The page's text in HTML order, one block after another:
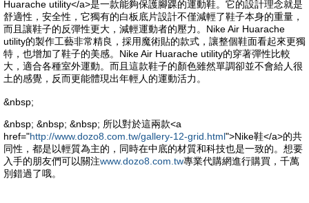
Huarache utility</a>是一款能夠保護腳踝的運動鞋。它的設計理念就是
舒適性，安全性，它獨有的白板底片設計不僅減輕了鞋子本身的重量，
而且讓鞋子的反彈性更大，減輕運動者的壓力。Nike Air Huarache
utility的製作工藝非常精良，採用魔術貼的款式，讓整個鞋面看起來更獨
特，也增加了鞋子的美感。Nike Air Huarache utility的穿著彈性比較
大，適合各種室外運動。而且這款鞋子的顏色雖然單調卻並不會給人很
土的感覺，反而更能體現出年輕人的運動活力。
&nbsp;
&nbsp; &nbsp; &nbsp; 所以對於這兩款<a
href="http://www.dozo8.com.tw/gallery-12-grid.html">Nike鞋</a>的共
同性，都是以輕質為主的，同時在中底的材質和科技也是一致的。想要
入手的朋友們可以關注www.dozo8.com.tw專業代購網進行購買，千萬
別錯過了哦。